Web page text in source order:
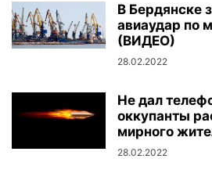
В Бердянске
авиаудар по
(ВИДЕО)
28.02.2022
Не дал
оккупанты
мирного
28.02.2022